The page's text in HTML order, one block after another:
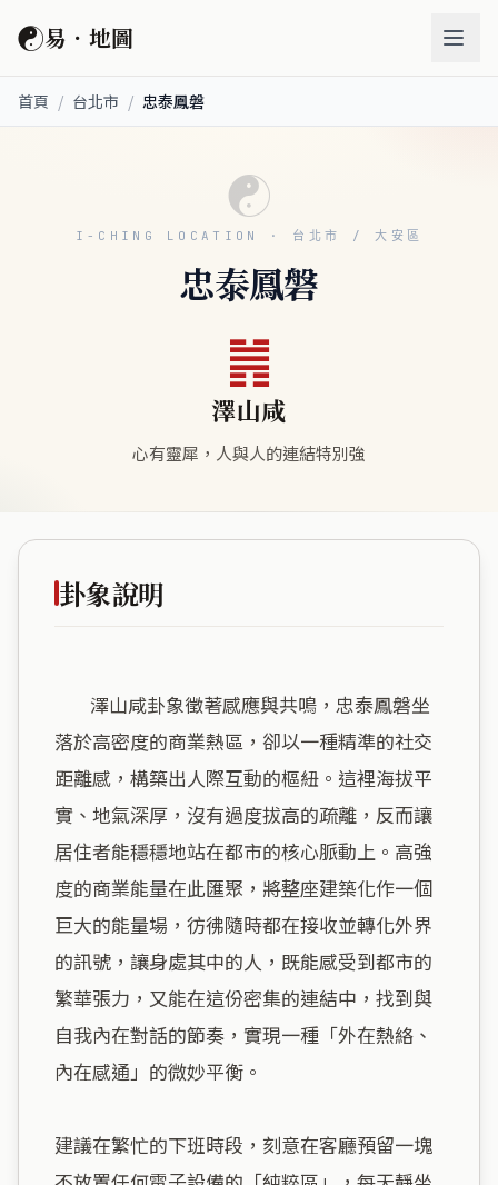
☯易．地圖
首頁 / 台北市 / 忠泰鳳磐
☯
I-CHING LOCATION · 台北市 / 大安區
忠泰鳳磐
䷞
澤山咸
心有靈犀，人與人的連結特別強
卦象說明
落於高密度的商業熱區，卻以一種精準的社交
距離感，構築出人際互動的樞紐。這裡海拔平
實、地氣深厚，沒有過度拔高的疏離，反而讓
居住者能穩穩地站在都市的核心脈動上。高強
度的商業能量在此匯聚，將整座建築化作一個
巨大的能量場，彷彿隨時都在接收並轉化外界
的訊號，讓身處其中的人，既能感受到都市的
繁華張力，又能在這份密集的連結中，找到與
自我內在對話的節奏，實現一種「外在熱絡、
內在感通」的微妙平衡。
建議在繁忙的下班時段，刻意在客廳預留一塊